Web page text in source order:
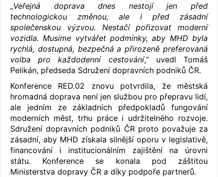
„Veřejná doprava dnes nestojí jen před
technologickou změnou, ale i před zásadní
společenskou výzvou. Nestačí pořizovat moderní
vozidla. Musíme vytvářet podmínky, aby MHD byla
rychlá, dostupná, bezpečná a přirozeně preferovaná
volba pro každodenní cestování,“ uvedl Tomáš
Pelikán, předseda Sdružení dopravních podniků ČR.
Konference RED.02 znovu potvrdila, že městská
hromadná doprava není jen službou pro přepravu lidí,
ale jedním ze základních předpokladů fungování
moderních měst, trhu práce i udržitelného rozvoje.
Sdružení dopravních podniků ČR proto považuje za
zásadní, aby MHD získala silnější oporu v legislativě,
financování i institucionálním zajištění na úrovni
státu. Konference se konala pod záštitou
Ministerstva dopravy ČR a díky podpoře partnerů.